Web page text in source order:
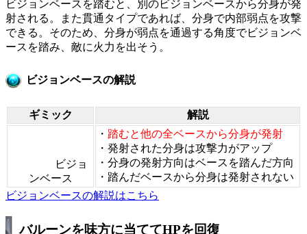
ビジョンベースを踏むと、別のビジョンベースから分身が発
射される。また貫通タイプであれば、分身で内部弱点を攻撃
できる。そのため、分身が弱点を通過する角度でビジョンベ
ースを踏み、敵に火力を出そう。
ビジョンベースの解説
ギミック 解説
ビジョ
ンベース
・ 踏むと他の全ベースから分身が発射
・発射された分身は攻撃力がアップ
・分身の発射方向はベースを踏んだ方向
・踏んだベースから分身は発射されない
ビジョンベースの解説はこちら
バルーンを味方に当ててHPを回復